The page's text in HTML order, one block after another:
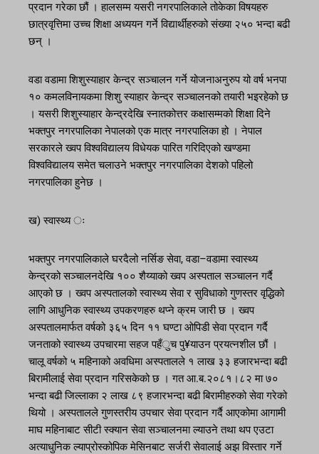
प्रदान गरेका छौं । हालसम्म यसरी नगरपालिकाले तोकेका विषयहरु
छात्रवृत्तिमा उच्च शिक्षा अध्ययन गर्ने विद्यार्थीहरुको संख्या २५० भन्दा बढी
छन् ।
वडा वडामा शिशुस्याहार केन्द्र सञ्चालन गर्ने योजनाअनुरुप यो वर्ष भनपा
१० कमलविनायकमा शिशु स्याहार केन्द्र सञ्चालनको तयारी भइरहेको छ
। यसरी शिशुस्याहार केन्द्रदेखि स्नातकोत्तर कक्षासम्मको शिक्षा दिने
भक्तपुर नगरपालिका नेपालको एक मात्र नगरपालिका हो । नेपाल
सरकारले ख्वप विश्वविद्यालय विधेयक पारित गरिदिएको खण्डमा
विश्वविद्यालय समेत चलाउने भक्तपुर नगरपालिका देशको पहिलो
नगरपालिका हुनेछ ।
ख) स्वास्थ्य ः
भक्तपुर नगरपालिकाले घरदैलो नर्सिङ सेवा, वडा–वडामा स्वास्थ्य
केन्द्रको सञ्चालनदेखि १०० शैय्याको ख्वप अस्पताल सञ्चालन गर्दै
आएको छ । ख्वप अस्पतालको स्वास्थ्य सेवा र सुविधाको गुणस्तर वृद्धिको
लागि आधुनिक स्वास्थ्य उपकरणहरु थप्ने क्रम जारी छ । ख्वप
अस्पतालमार्फत वर्षको ३६५ दिन ११ घण्टा ओपिडी सेवा प्रदान गर्दै
जनताको स्वास्थ्य उपचारमा सहज पहँुच पु¥याउन प्रयत्नशील छौं ।
चालू वर्षको ५ महिनाको अवधिमा अस्पतालले १ लाख ३३ हजारभन्दा बढी
बिरामीलाई सेवा प्रदान गरिसकेको छ । गत आ.ब.२०८१।८२ मा ७०
भन्दा बढी जिल्लाका २ लाख ८९ हजारभन्दा बढी बिरामीहरुको सेवा गरेको
थियो । अस्पतालले गुणस्तरीय उपचार सेवा प्रदान गर्दै आएकोमा आगामी
माघ महिनाबाट सीटी स्क्यान सेवा सञ्चालनमा ल्याउने तथा थप एउटा
अत्याधुनिक ल्याप्रोस्कोपिक मेसिनबाट सर्जरी सेवालाई अझ विस्तार गर्ने